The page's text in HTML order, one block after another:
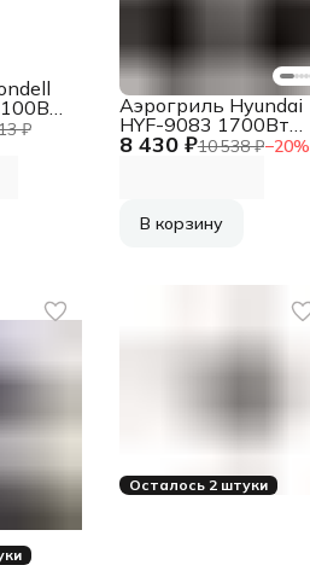
₽
8 430 ₽10 538 ₽−20%
Аэрогриль Hyundai
HYF-9083 1700Вт
сливочный/черный
В корзину
Осталось 2 штуки